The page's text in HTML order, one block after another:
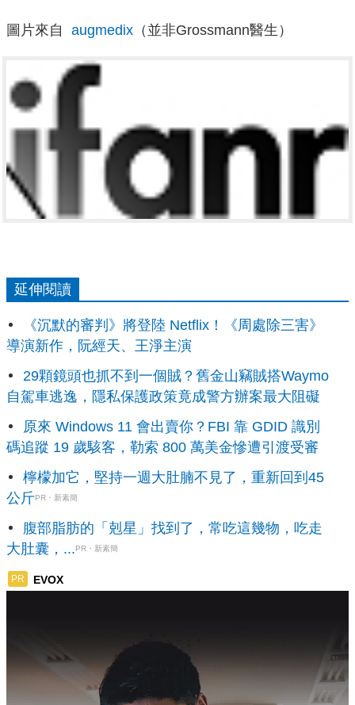
圖片來自 augmedix （並非Grossmann醫生）
延伸閱讀
《沉默的審判》將登陸 Netflix！《周處除三害》
導演新作，阮經天、王淨主演
29顆鏡頭也抓不到一個賊？舊金山竊賊搭Waymo
自駕車逃逸，隱私保護政策竟成警方辦案最大阻礙
原來 Windows 11 會出賣你？FBI 靠 GDID 識別
碼追蹤 19 歲駭客，勒索 800 萬美金慘遭引渡受審
檸檬加它，堅持一週大肚腩不見了，重新回到45
公斤PR・新素簡
腹部脂肪的「剋星」找到了，常吃這幾物，吃走
大肚囊，...PR・新素簡
PR EVOX